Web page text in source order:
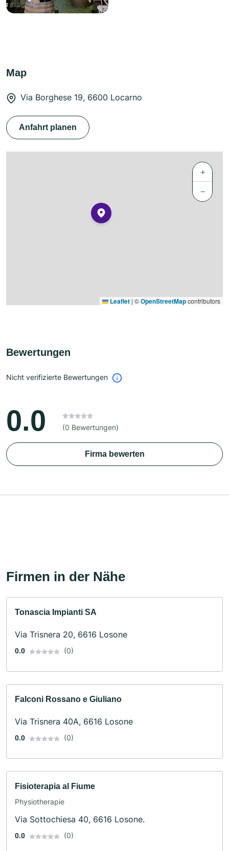
Map
Via Borghese 19, 6600 Locarno
Anfahrt planen
+
−
Leaflet | ©OpenStreetMapcontributors
Bewertungen
Nicht verifizierte Bewertungen
0.0 (0 Bewertungen)
Firma bewerten
Firmen in der Nähe
Tonascia Impianti SA
Via Trisnera 20, 6616 Losone
0.0 (0)
Falconi Rossano e Giuliano
Via Trisnera 40A, 6616 Losone
0.0 (0)
Fisioterapia al Fiume
Physiotherapie
Via Sottochiesa 40, 6616 Losone.
0.0 (0)